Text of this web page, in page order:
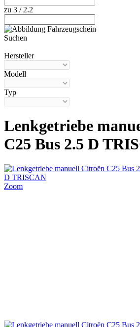
zu 3 / 2.2
Suchen
Hersteller
Modell
Typ
Lenkgetriebe
C25 Bus 2.5 D
Zoom